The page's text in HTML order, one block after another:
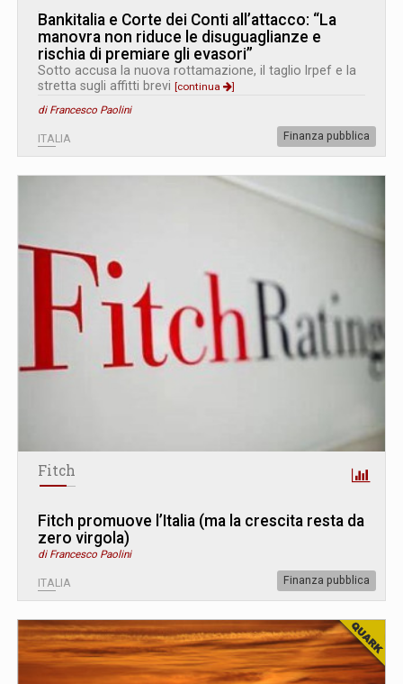
Bankitalia e Corte dei Conti all’attacco: “La
manovra non riduce le disuguaglianze e
rischia di premiare gli evasori”
Sotto accusa la nuova rottamazione, il taglio Irpef e la
stretta sugli affitti brevi [continua
]
di Francesco Paolini
ITALIA Finanza pubblica
Fitch
Fitch promuove l’Italia (ma la crescita resta da
zero virgola)
di Francesco Paolini
ITALIA Finanza pubblica